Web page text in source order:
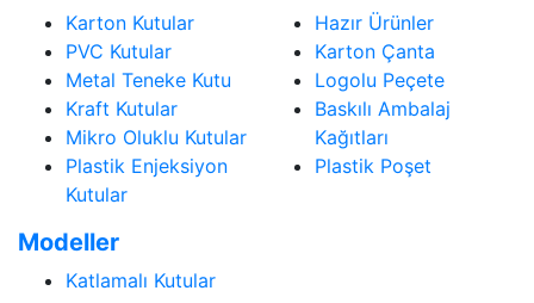
Karton Kutular
PVC Kutular
Metal Teneke Kutu
Kraft Kutular
Mikro Oluklu Kutular
Plastik Enjeksiyon
Kutular
Hazır Ürünler
Karton Çanta
Logolu Peçete
Baskılı Ambalaj
Kağıtları
Plastik Poşet
Modeller
Katlamalı Kutular